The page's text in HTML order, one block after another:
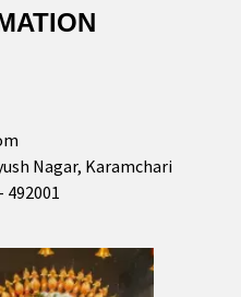
Nagar, Karamchari